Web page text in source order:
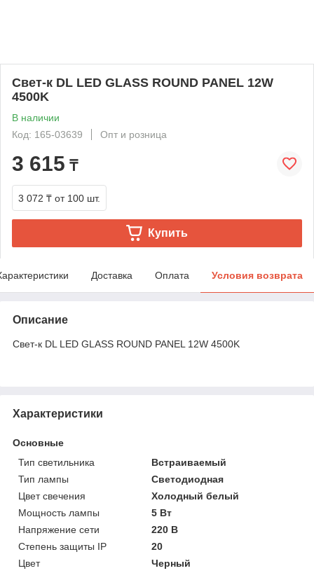
Свет-к DL LED GLASS ROUND PANEL 12W
4500K
В наличии
Код: 165-03639
Опт и розница
3 615 ₸
3 072 ₸ от 100 шт.
Купить
Доставка Оплата Условия возврата
Описание
Свет-к DL LED GLASS ROUND PANEL 12W 4500K
Характеристики
Основные
Тип светильника
Встраиваемый
Тип лампы
Светодиодная
Цвет свечения
Холодный белый
Мощность лампы
5 Вт
Напряжение сети
220 В
Степень защиты IP
20
Цвет
Черный